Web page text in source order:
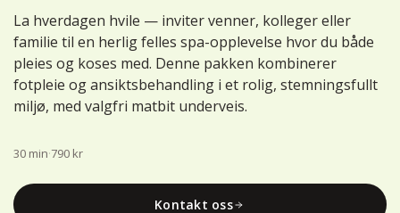
La hverdagen hvile — inviter venner, kolleger eller
familie til en herlig felles spa-opplevelse hvor du både
pleies og koses med. Denne pakken kombinerer
fotpleie og ansiktsbehandling i et rolig, stemningsfullt
miljø, med valgfri matbit underveis.
30 min·790 kr
Kontakt oss